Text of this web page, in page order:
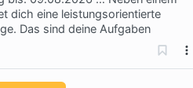
dich eine leistungsorientierte
Das sind deine Aufgaben